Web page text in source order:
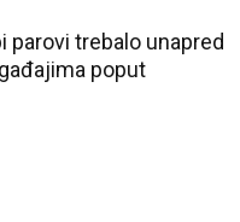
trebalo unapred
poput